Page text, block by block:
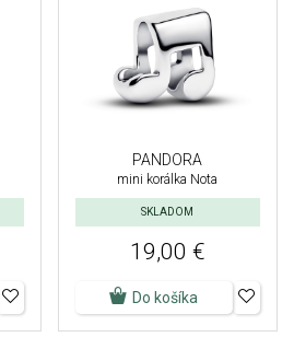
PANDORA
mini korálka Nota
SKLADOM
19,00 €
Do košíka